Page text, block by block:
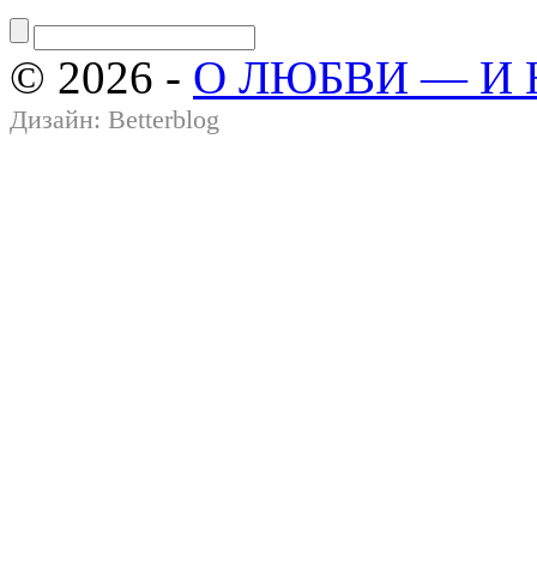
© 2026 - О ЛЮБВИ — И
Дизайн: Betterblog